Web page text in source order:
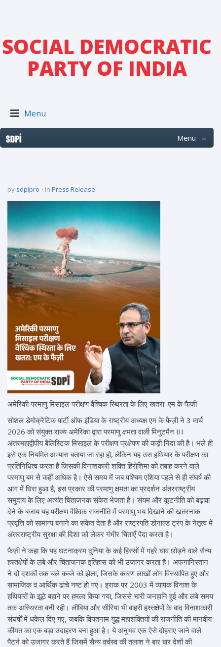
SOCIAL DEMOCRATIC
PARTY OF INDIA
Menu
Menu ≡
by sdpipro in Press Release
अमेरिकी परमाणु मिसाइल परीक्षण वैश्विक स्थिरता के लिए खतरा: एम के फैज़ी
सोशल डेमोक्रेटिक पार्टी ऑफ इंडिया के राष्ट्रीय अध्यक्ष एम के फैज़ी ने 3 मार्च
2026 को संयुक्त राज्य अमेरिका द्वारा परमाणु क्षमता वाली मिनुटमैन III
अंतरमहाद्वीपीय बैलिस्टिक मिसाइल के परीक्षण प्रक्षेपण की कड़ी निंदा की है। भले ही
इसे एक नियमित अभ्यास बताया जा रहा हो, लेकिन यह उस हथियार के परीक्षण का
प्रतिनिधित्व करता है जिसकी विनाशकारी शक्ति हिरोशिमा को तबाह करने वाले
परमाणु बम से कहीं अधिक है। ऐसे समय में जब पश्चिम एशिया पहले से ही संघर्ष की
आग में घिरा हुआ है, इस प्रकार की परमाणु क्षमता का प्रदर्शन अंतरराष्ट्रीय
समुदाय के लिए अत्यंत चिंताजनक संकेत भेजता है। संयम और कूटनीति को बढ़ावा
देने के बजाय यह परीक्षण वैश्विक राजनीति में परमाणु भय दिखाने की खतरनाक
प्रवृत्ति को सामान्य बनाने का संकेत देता है और राष्ट्रपति डोनाल्ड ट्रंप के नेतृत्व में
अंतरराष्ट्रीय सुरक्षा की दिशा को लेकर गंभीर चिंताएँ पैदा करता है।
फैज़ी ने कहा कि यह घटनाक्रम दुनिया के कई हिस्सों में गहरे घाव छोड़ने वाले सैन्य
हस्तक्षेपों के लंबे और चिंताजनक इतिहास को भी उजागर करता है। अफगानिस्तान
ने दो दशकों तक चले कब्जे को झेला, जिसके कारण लाखों लोग विस्थापित हुए और
सामाजिक व आर्थिक ढांचे नष्ट हो गए। इराक पर 2003 में व्यापक विनाश के
हथियारों के झूठे बहाने पर हमला किया गया, जिससे भारी जनहानि हुई और लंबे समय
तक अस्थिरता बनी रही। लीबिया और सीरिया भी बाहरी हस्तक्षेपों के बाद विनाशकारी
संघर्षों में धकेल दिए गए, जबकि वियतनाम युद्ध महाशक्तियों की राजनीति की मानवीय
कीमत का एक बड़ा उदाहरण बना हुआ है। ये अनुभव एक ऐसे दोहराए जाने वाले
पैटर्न को उजागर करते हैं जिसमें सैन्य वर्चस्व की तलाश ने बार बार देशों की